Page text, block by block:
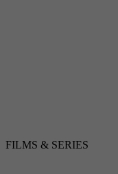
FILMS & SERIES